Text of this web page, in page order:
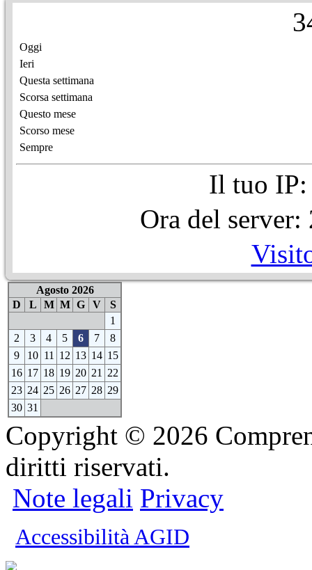
3
Oggi
Ieri
Questa settimana
Scorsa settimana
Questo mese
Scorso mese
Sempre
Il tuo IP:
Ora del
Agosto 2026
D
L M M G V
S
1
2
3 4 5 6 7
8
9
10 11 12 13 14 15
16 17 18 19 20 21
22
23 24 25 26 27 28 29
30 31
Copyright © 2026
diritti riservati.
Note legali Privacy
Accessibilità AGID